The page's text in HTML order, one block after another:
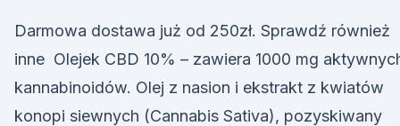
Darmowa dostawa już od 250zł. Sprawdź również
inne Olejek CBD 10% – zawiera 1000 mg
kannabinoidów. Olej z nasion i ekstrakt z kwiatów
konopi siewnych (Cannabis Sativa), pozyskiwany